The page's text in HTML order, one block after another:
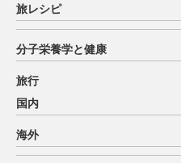
旅レシピ
分子栄養学と健康
旅行
国内
海外